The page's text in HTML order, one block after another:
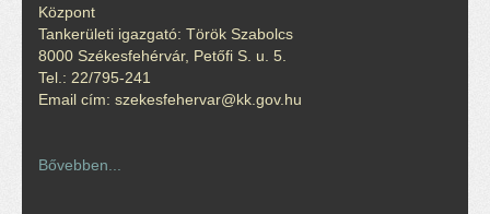
Központ
Tankerületi igazgató: Török Szabolcs
8000 Székesfehérvár, Petőfi S. u. 5.
Tel.: 22/795-241
Email cím: szekesfehervar@kk.gov.hu
Bővebben...